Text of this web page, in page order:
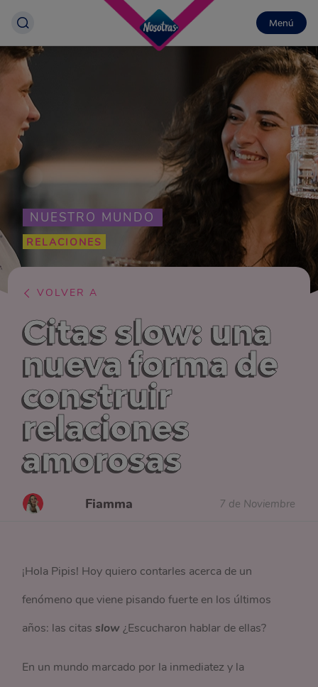
Menú
NUESTRO MUNDO
RELACIONES
VOLVER A
Citas slow: una
nueva forma de
construir
relaciones
amorosas
Fiamma 7 de Noviembre
¡Hola Pipis! Hoy quiero contarles acerca de un
fenómeno que viene pisando fuerte en los últimos
años: las citasslow ¿Escucharon hablar de ellas?
En un mundo marcado por la inmediatez y la